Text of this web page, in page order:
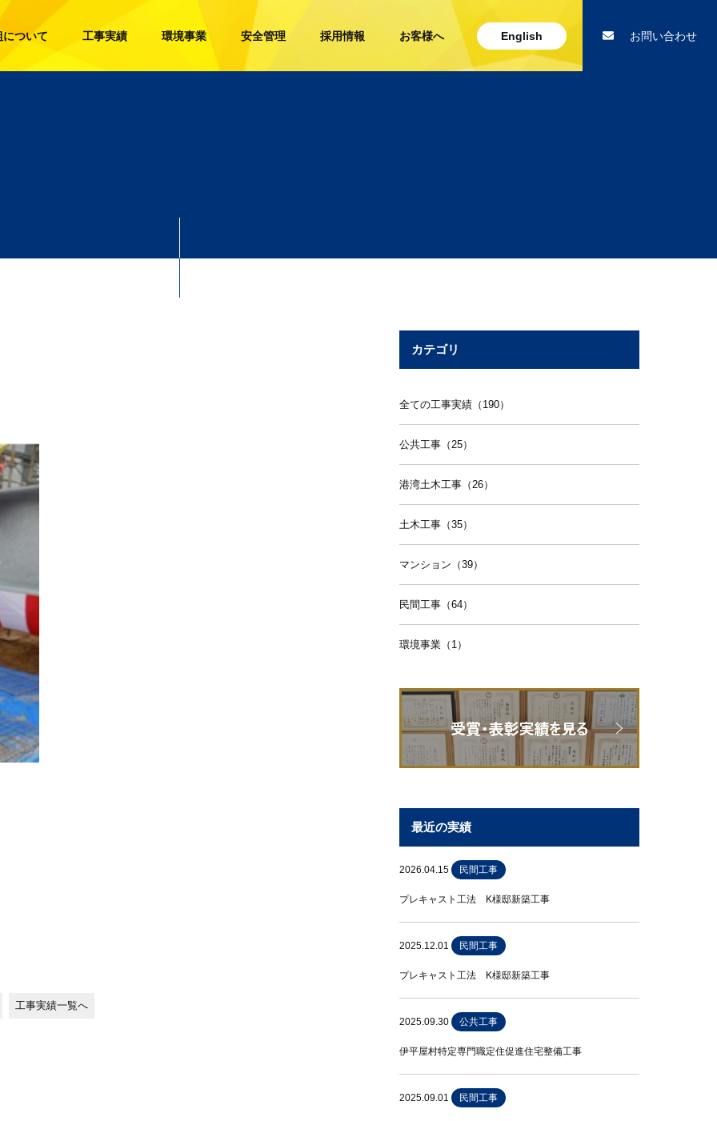
ついて 工事実績 環境事業 安全管理 採用情報 お客様へ English お問い合わせ
工事実績一覧へ
カテゴリ
全ての工事実績（190）
公共工事（25）
港湾土木工事（26）
土木工事（35）
マンション（39）
民間工事（64）
環境事業（1）
最近の実績
2026.04.15 民間工事
プレキャスト工法 K様邸新築工事
2025.12.01 民間工事
プレキャスト工法 K様邸新築工事
2025.09.30 公共工事
伊平屋村特定専門職定住促進住宅整備工事
2025.09.01 民間工事